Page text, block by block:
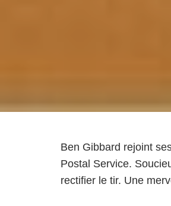
Ben Gibbard rejoint
Postal Service.
rectifier le tir. Une